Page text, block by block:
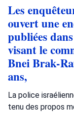
Les
ouvert une
publiées
visant le
Bnei Brak-
ans,
La police
tenu des propos